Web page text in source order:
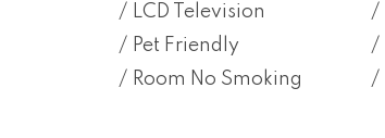
LCD Television
Pet Friendly
Room No Smoking